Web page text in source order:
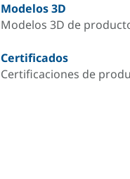
Modelos 3D
Modelos 3D de
Certificados
Certificaciones de